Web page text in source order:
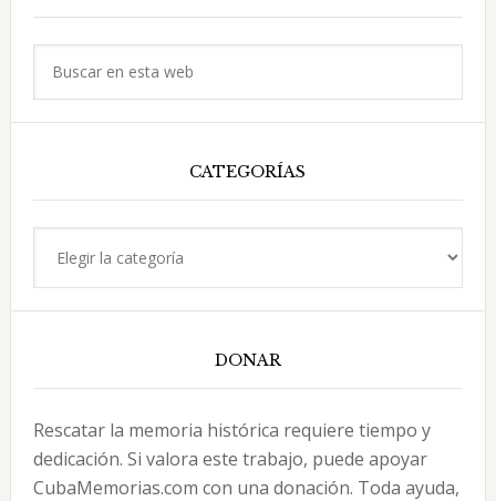
principal
CATEGORÍAS
DONAR
Rescatar la memoria histórica requiere tiempo y
dedicación. Si valora este trabajo, puede apoyar
CubaMemorias.com con una donación. Toda ayuda,